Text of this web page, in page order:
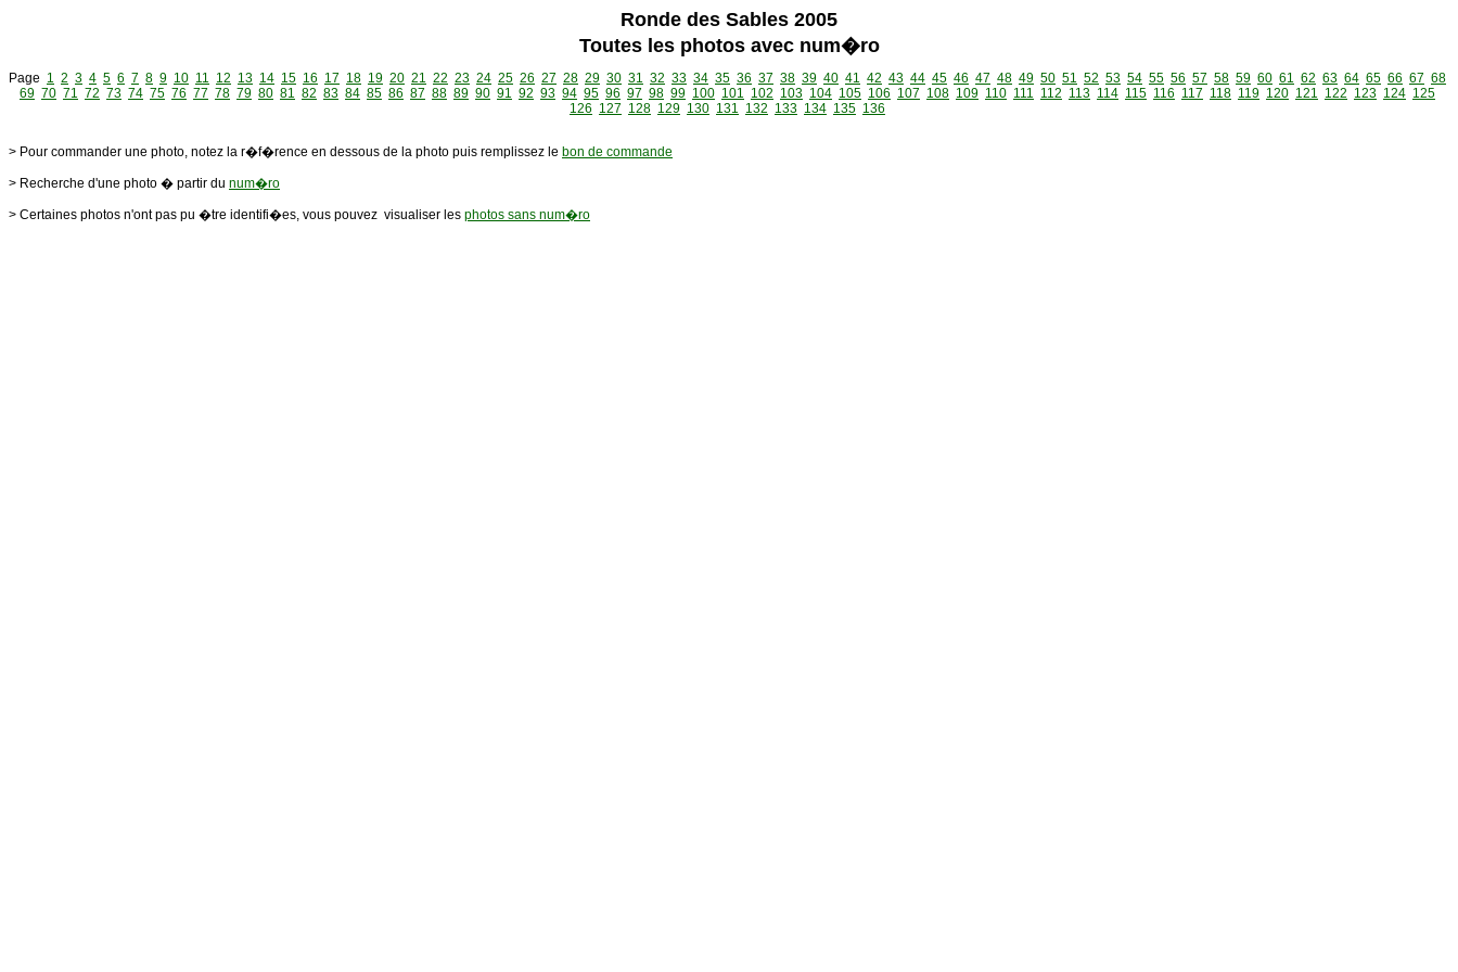
Ronde des Sables 2005
Toutes les photos avec num�ro
Page 1 2 3 4 5 6 7 8 9 10 11 12 13 14 15 16 17 18 19 20 21 22 23 24 25 26 27 28 29 30 31 32 33 34 35 36 37 38 39 40 41 42 43 44 45 46 47 48 49 50 51 52 53 54 55 56 57 58 59 60 61 62 63 64 65 66 67 68
69 70 71 72 73 74 75 76 77 78 79 80 81 82 83 84 85 86 87 88 89 90 91 92 93 94 95 96 97 98 99 100 101 102 103 104 105 106 107 108 109 110 111 112 113 114 115 116 117 118 119 120 121 122 123 124 125
126 127 128 129 130 131 132 133 134 135 136
> Pour commander une photo, notez la r�f�rence en dessous de la photo puis remplissez le bon de commande
> Recherche d'une photo � partir du num�ro
> Certaines photos n'ont pas pu �tre identifi�es, vous pouvez visualiser les photos sans num�ro